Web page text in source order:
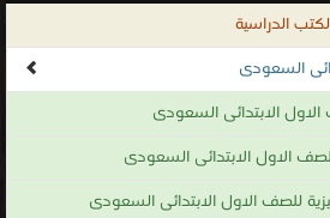
الدراسية
السعودى
الابتدائى السعودى
الاول الابتدائى السعودى
للصف الاول الابتدائى السعودى